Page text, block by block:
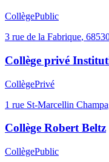
CollègePublic
3 rue de la Fabrique,
Collège privé
CollègePrivé
1 rue St-Marcellin
Collège Robert Beltz
CollègePublic